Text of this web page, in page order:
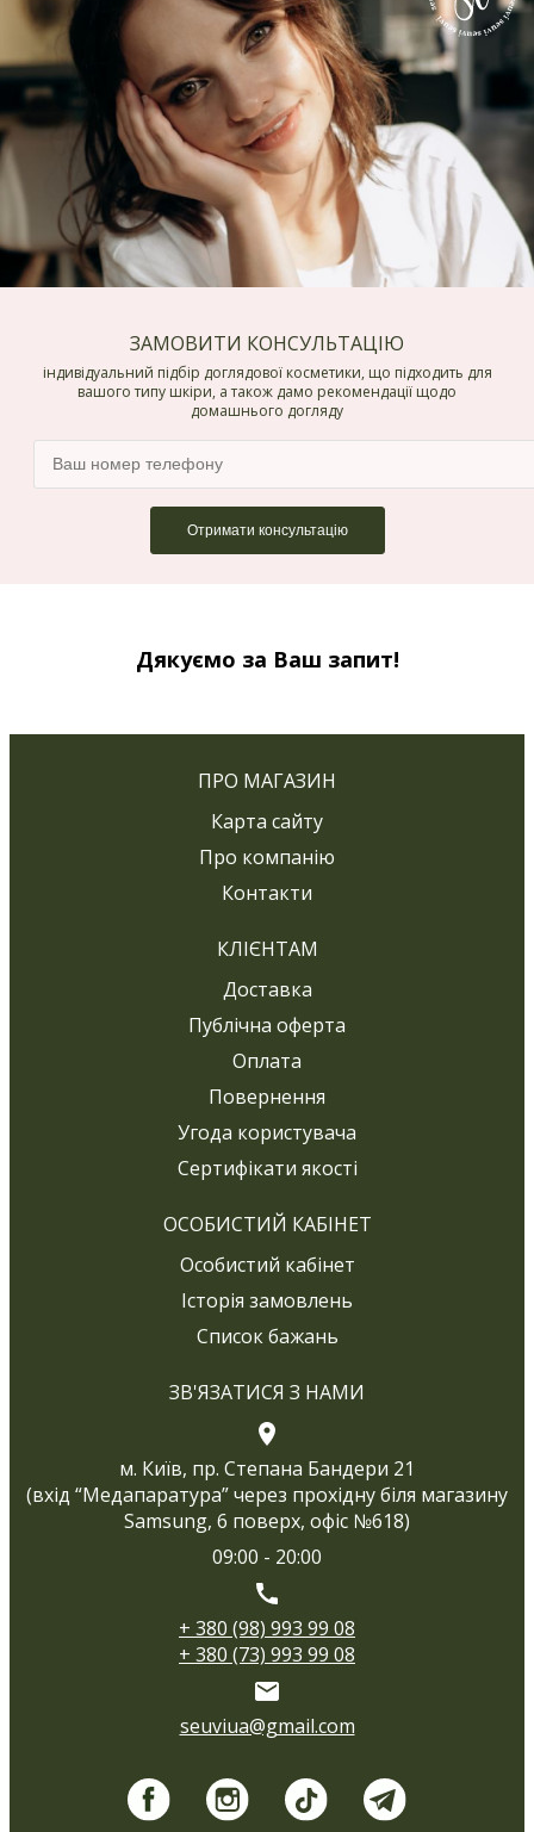
ЗАМОВИТИ КОНСУЛЬТАЦІЮ
індивідуальний підбір доглядової косметики, що підходить для
вашого типу шкіри, а також дамо рекомендації щодо
домашнього догляду
Дякуємо за Ваш запит!
ПРО МАГАЗИН
Карта сайту
Про компанію
Контакти
КЛІЄНТАМ
Доставка
Публічна оферта
Оплата
Повернення
Угода користувача
Сертифікати якості
ОСОБИСТИЙ КАБІНЕТ
Особистий кабінет
Історія замовлень
Список бажань
ЗВ'ЯЗАТИСЯ З НАМИ
м. Київ, пр. Степана Бандери 21
(вхід “Медапаратура” через прохідну біля магазину
Samsung, 6 поверх, офіс №618)
09:00 - 20:00
+ 380 (98) 993 99 08
+ 380 (73) 993 99 08
seuviua@gmail.com